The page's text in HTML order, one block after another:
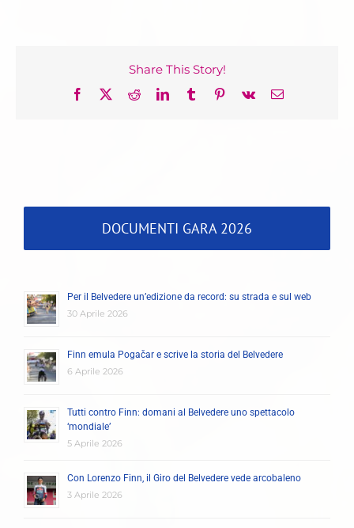
Share This Story!
Facebook
X RedditLinkedInTumblrPinterest
Vk Email
DOCUMENTI GARA 2026
Per il Belvedere un’edizione da record: su strada e sul web
30 Aprile 2026
Finn emula Pogačar e scrive la storia del Belvedere
6 Aprile 2026
Tutti contro Finn: domani al Belvedere uno spettacolo
‘mondiale’
5 Aprile 2026
Con Lorenzo Finn, il Giro del Belvedere vede arcobaleno
3 Aprile 2026